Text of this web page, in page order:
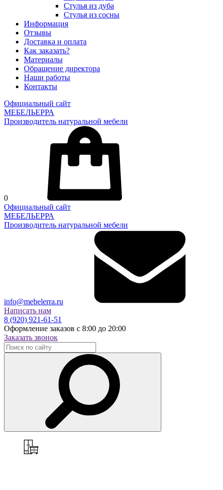
Стулья из дуба
Стулья из сосны
Информация
Отзывы
Доставка и оплата
Как заказать?
Материалы
Обращение директора
Наши работы
Контакты
Официальный сайт
МЕБЕЛЬЕРРА
Производитель натуральной мебели
0
Официальный сайт
МЕБЕЛЬЕРРА
Производитель натуральной мебели
info@mebelerra.ru
Написать нам
8 (920) 921-61-51
Оформление заказов с 8:00 до 20:00
Заказать звонок